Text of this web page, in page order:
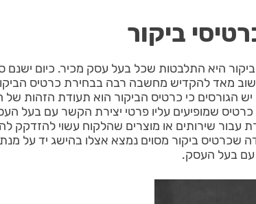
ביקור
היא התלבטות שכל בעל עסק מכיר. כיום ישנם
מאד להקדיש מחשבה רבה בבחירת כרטיס
הגורסים כי כרטיס הביקור הוא תעודת הזהות
כרטיס שמופיעים עליו פרטי יצירת הקשר עם בעל
עבור שירותים או מוצרים שהלקוח עשוי להזדקק
שכרטיס ביקור מסוים נמצא אצלו בהישג יד על מנת
עם בעל העסק.